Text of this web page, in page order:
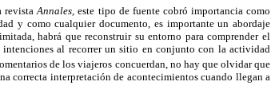
revistaAnnales, este tipo de fuente cobró importancia como
y como cualquier documento, es importante un abordaje
habrá que reconstruir su entorno para comprender el
intenciones al recorrer un sitio en conjunto con la actividad
de los viajeros concuerdan, no hay que olvidar que
correcta interpretación de acontecimientos cuando llegan a